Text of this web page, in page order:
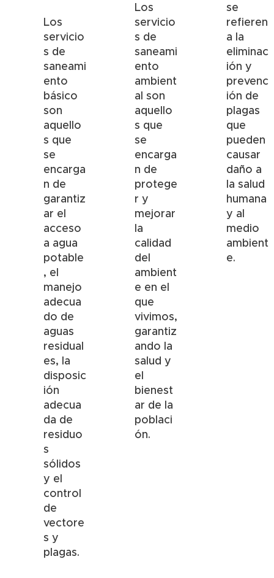
Los
servicio
s de
saneami
ento
básico
son
aquello
s que
se
encarga
n de
garantiz
ar el
acceso
a agua
potable
, el
manejo
adecua
do de
aguas
residual
es, la
disposic
ión
adecua
da de
residuo
s
sólidos
y el
control
de
vectore
s y
plagas.
Los
servicio
s de
saneami
ento
ambient
al son
aquello
s que
se
encarga
n de
protege
r y
mejorar
la
calidad
del
ambient
e en el
que
vivimos,
garantiz
ando la
salud y
el
bienest
ar de la
poblaci
ón.
se
refieren
a la
eliminac
ión y
prevenc
ión de
plagas
que
pueden
causar
daño a
la salud
humana
y al
medio
ambient
e.